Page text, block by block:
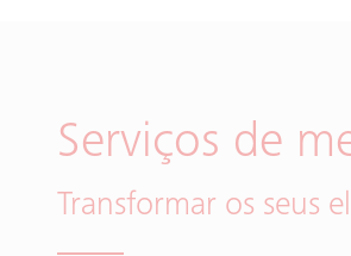
Serviços de
Transformar os seus